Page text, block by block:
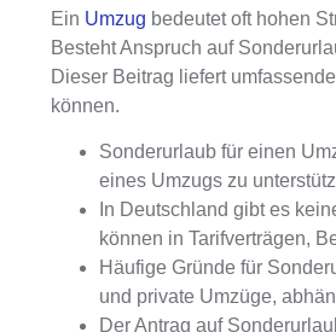
Ein Umzug bedeutet oft hohen
Besteht Anspruch auf
Dieser Beitrag liefert
können.
Sonderurlaub für einen
eines Umzugs zu
In Deutschland gibt es
können in Tarifverträgen,
Häufige Gründe für
und private Umzüge,
Der Antrag auf